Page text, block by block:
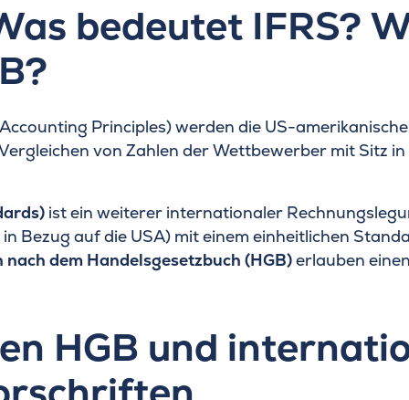
bedeutet IFRS?
Principles) werden die US-
von Zahlen der Wettbewerber mit Sitz
ist ein weiterer internationaler
Bezug auf die USA) mit einem einheitlichen
dem Handelsgesetzbuch (HGB)erlauben
HGB und